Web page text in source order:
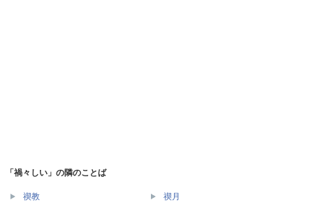
「禍々しい」の隣のことば
禊教 禊月